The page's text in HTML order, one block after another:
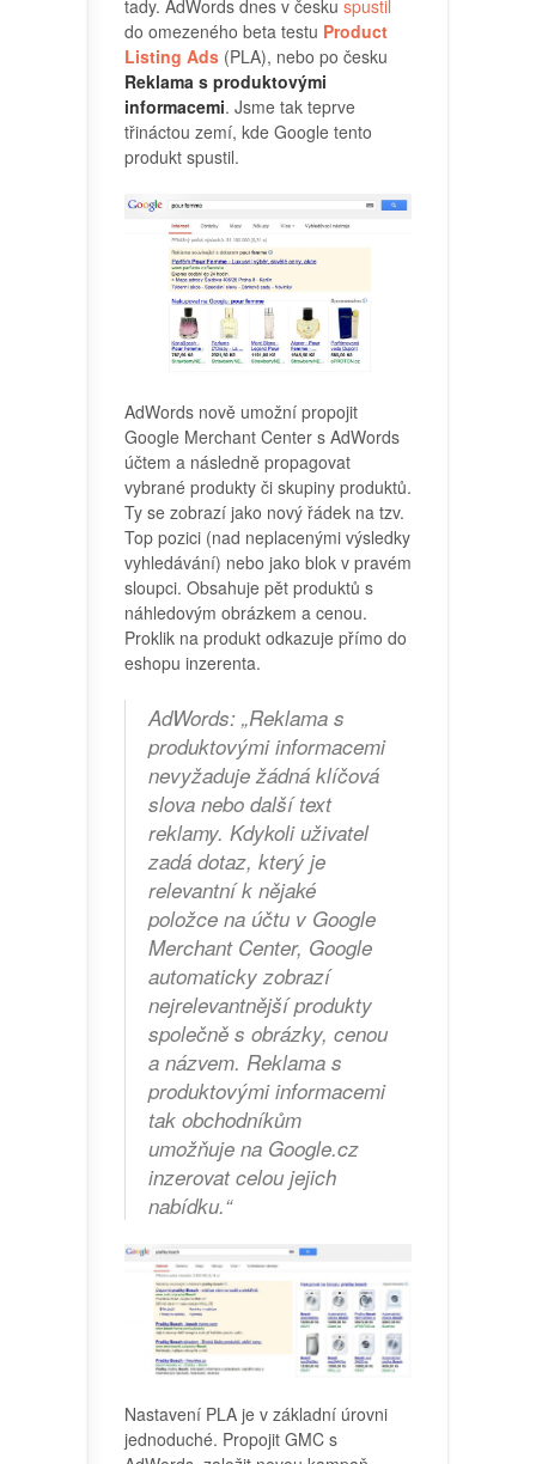
tady. AdWords dnes v česku spustil
do omezeného beta testu Product
Listing Ads (PLA), nebo po česku
Reklama s produktovými
informacemi. Jsme tak teprve
třináctou zemí, kde Google tento
produkt spustil.
AdWords nově umožní propojit
Google Merchant Center s AdWords
účtem a následně propagovat
vybrané produkty či skupiny produktů.
Ty se zobrazí jako nový řádek na tzv.
Top pozici (nad neplacenými výsledky
vyhledávání) nebo jako blok v pravém
sloupci. Obsahuje pět produktů s
náhledovým obrázkem a cenou.
Proklik na produkt odkazuje přímo do
eshopu inzerenta.
AdWords: „Reklama s
produktovými informacemi
nevyžaduje žádná klíčová
slova nebo další text
reklamy. Kdykoli uživatel
zadá dotaz, který je
relevantní k nějaké
položce na účtu v Google
Merchant Center, Google
automaticky zobrazí
nejrelevantnější produkty
společně s obrázky, cenou
a názvem. Reklama s
produktovými informacemi
tak obchodníkům
umožňuje na Google.cz
inzerovat celou jejich
nabídku.“
Nastavení PLA je v základní úrovni
jednoduché. Propojit GMC s